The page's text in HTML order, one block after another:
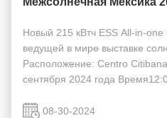
Новый 215 кВтч ESS All-in-one
ведущей в мире выставке
Расположение: Centro
сентября 2024 года
мировой выставке солнечной
08-30-2024